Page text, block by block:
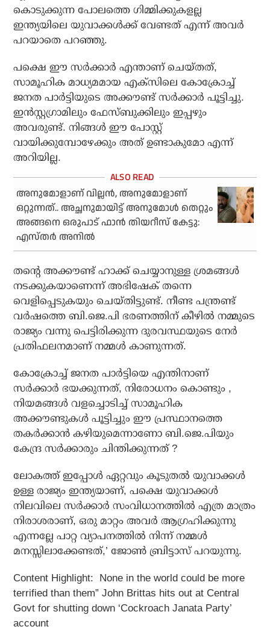
കൊടുക്കുന്ന പോലത്തെ ഗിമ്മിക്കുകളല്ല
ഇന്ത്യയിലെ യുവാക്കള്‍ക്ക് വേണ്ടത് എന്ന് അവര്‍
പറയാതെ പറഞ്ഞു.
പക്ഷെ ഈ സര്‍ക്കാര്‍ എന്താണ് ചെയ്തത്,
സാമൂഹിക മാധ്യമമായ എക്സിലെ കോക്രോച്ച്
ജനത പാര്‍ട്ടിയുടെ അക്കൗണ്ട് സര്‍ക്കാര്‍ പൂട്ടിച്ചു.
ഇന്‍സ്റ്റഗ്രാമിലും ഫേസ്ബുക്കിലും ഇപ്പഴും
അവരുണ്ട്. നിങ്ങള്‍ ഈ പോസ്റ്റ്
വായിക്കുമ്പോഴേക്കും അത് ഉണ്ടാകുമോ എന്ന്
അറിയില്ല.
അനുമോളാണ് വില്ലൻ, അനുമോളാണ്
ഒറ്റുന്നത്.. അച്ഛനുമായിട്ട് അനുമോൾ തെറ്റും
അങ്ങനെ ഒരുപാട് ഫാൻ തിയറീസ് കേട്ടു:
എസ്തർ അനിൽ
തന്റെ അക്കൗണ്ട് ഹാക്ക് ചെയ്യാനുള്ള ശ്രമങ്ങള്‍
നടക്കുകയാണെന്ന് അഭിഷേക് തന്നെ
വെളിപ്പെടുകയും ചെയ്തിട്ടുണ്ട്. നീണ്ട പന്ത്രണ്ട്
വര്‍ഷത്തെ ബി.ജെ.പി ഭരണത്തിന് കീഴില്‍ നമ്മുടെ
രാജ്യം വന്നു പെട്ടിരിക്കുന്ന ദുരവസ്ഥയുടെ നേര്‍
പ്രതിഫലനമാണ് നമ്മള്‍ കാണുന്നത്.
കോക്രോച്ച് ജനത പാര്‍ട്ടിയെ എന്തിനാണ്
സര്‍ക്കാര്‍ ഭയക്കുന്നത്, നിരോധനം കൊണ്ടും ,
നിയമങ്ങള്‍ വളച്ചൊടിച്ച് സാമൂഹിക
അക്കൗണ്ടുകള്‍ പൂട്ടിച്ചും ഈ പ്രസ്ഥാനത്തെ
തകര്‍ക്കാന്‍ കഴിയുമെന്നാണോ ബി.ജെ.പിയും
കേന്ദ്ര സര്‍ക്കാരും ചിന്തിക്കുന്നത് ?
ലോകത്ത് ഇപ്പോള്‍ ഏറ്റവും കൂടുതല്‍ യുവാക്കള്‍
ഉള്ള രാജ്യം ഇന്ത്യയാണ്, പക്ഷെ യുവാക്കള്‍
നിലവിലെ സര്‍ക്കാര്‍ സംവിധാനത്തില്‍ എത്ര മാത്രം
നിരാശരാണ്, ഒരു മാറ്റം അവര്‍ ആഗ്രഹിക്കുന്നു
എന്നല്ലേ പാറ്റ വ്യാപനത്തില്‍ നിന്ന് നമ്മള്‍
മനസ്സിലാക്കേണ്ടത്,’ ജോണ്‍ ബ്രിട്ടാസ് പറയുന്നു.
Content Highlight: None in the world could be more
terrified than them” John Brittas hits out at Central
Govt for shutting down ‘Cockroach Janata Party’
account